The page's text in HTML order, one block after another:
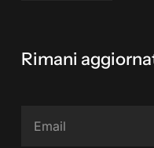
Rimani